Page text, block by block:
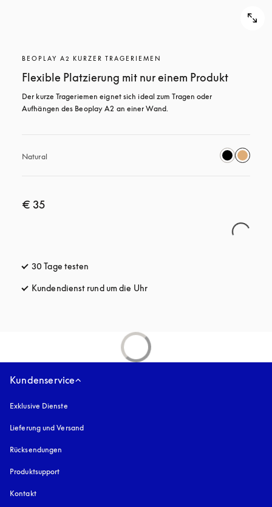
BEOPLAY A2 KURZER TRAGERIEMEN
Flexible Platzierung mit nur einem Produkt
Der kurze Trageriemen eignet sich ideal zum Tragen oder
Aufhängen des Beoplay A2 an einer Wand.
Natural
€ 35
30 Tage testen
Kundendienst rund um die Uhröffnet sich in einem neuen Tab
Kundenservice
Exklusive Dienste
Lieferung und Versand
Rücksendungen
Produktsupport
Kontakt